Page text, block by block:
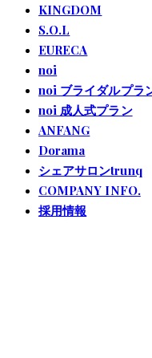
KINGDOM
S.O.L
EURECA
noi
noi ブライダルプラ
noi 成人式プラン
ANFANG
Dorama
シェアサロンtrunq
COMPANY INFO.
採用情報